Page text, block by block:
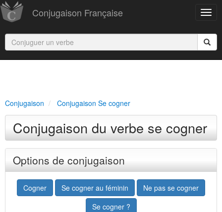
Conjugaison Française
Conjugaison Conjugaison Se cogner
Conjugaison du verbe se cogner
Options de conjugaison
Cogner Se cogner au féminin
Ne pas se cogner
Se cogner ?